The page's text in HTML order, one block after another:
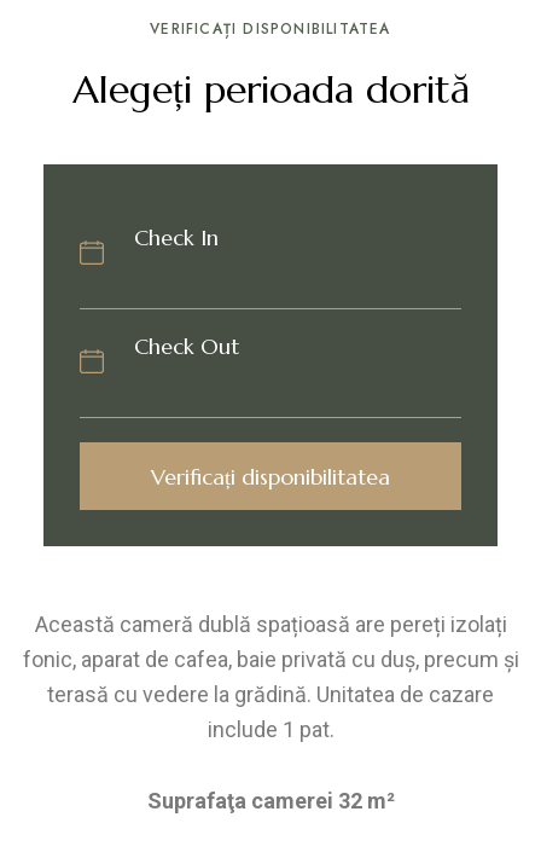
VERIFICAȚI DISPONIBILITATEA
Alegeți perioada dorită
Check In
Check Out
Verificați disponibilitatea
Această cameră dublă spațioasă are pereți izolați
fonic, aparat de cafea, baie privată cu duș, precum și
terasă cu vedere la grădină. Unitatea de cazare
include 1 pat.
Suprafaţa camerei 32 m²